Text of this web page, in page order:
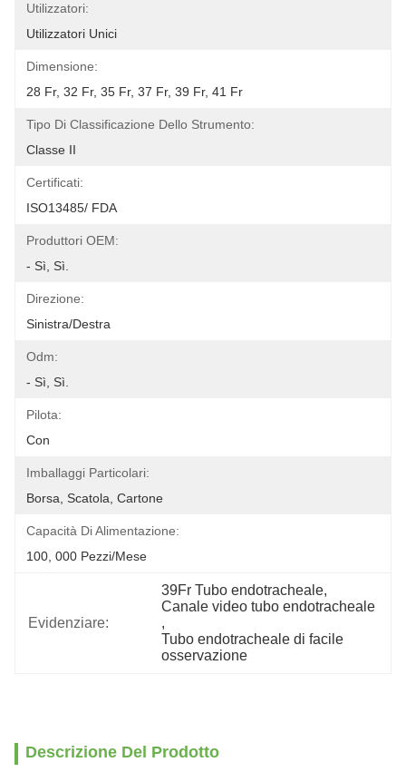
Utilizzatori:
Utilizzatori Unici
Dimensione:
28 Fr, 32 Fr, 35 Fr, 37 Fr, 39 Fr, 41 Fr
Tipo Di Classificazione Dello Strumento:
Classe II
Certificati:
ISO13485/ FDA
Produttori OEM:
- Sì, Sì.
Direzione:
Sinistra/destra
Odm:
- Sì, Sì.
Pilota:
Con
Imballaggi Particolari:
Borsa, Scatola, Cartone
Capacità Di Alimentazione:
100, 000 Pezzi/mese
Evidenziare:
39Fr Tubo endotracheale,
Canale video tubo endotracheale
,
Tubo endotracheale di facile
osservazione
Descrizione Del Prodotto